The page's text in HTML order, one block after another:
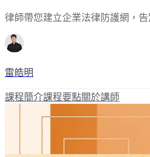
律師帶您建立企業法律防護網，告
雷皓明
課程簡介課程要點關於講師